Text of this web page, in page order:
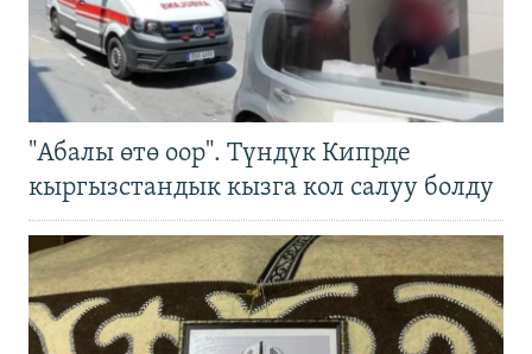
"Абалы өтө оор". Түндүк Кипрде
кыргызстандык кызга кол салуу болду